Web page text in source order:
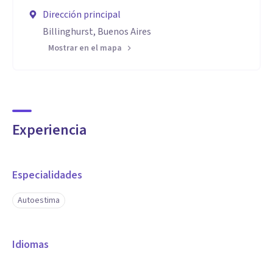
Dirección principal
Billinghurst, Buenos Aires
Mostrar en el mapa
Experiencia
Especialidades
Autoestima
Idiomas